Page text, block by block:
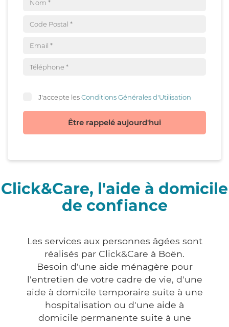
J'accepte lesConditions Générales d'Utilisation
Être rappelé aujourd'hui
Click&Care, l'aide à domicile
de confiance
Les services aux personnes âgées sont
réalisés par Click&Care à Boën.
Besoin d'une aide ménagère pour
l'entretien de votre cadre de vie, d'une
aide à domicile temporaire suite à une
hospitalisation ou d'une aide à
domicile permanente suite à une